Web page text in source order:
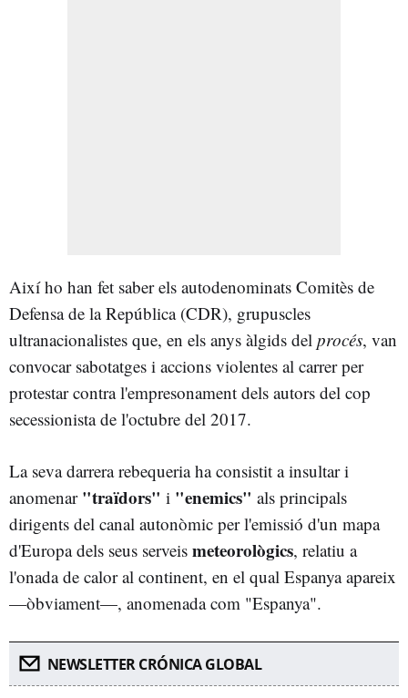
Així ho han fet saber els autodenominats Comitès de
Defensa de la República (CDR), grupuscles
ultranacionalistes que, en els anys àlgids del procés, van
convocar sabotatges i accions violentes al carrer per
protestar contra l'empresonament dels autors del cop
secessionista de l'octubre del 2017.
La seva darrera rebequeria ha consistit a insultar i
anomenar "traïdors" i "enemics" als principals
dirigents del canal autonòmic per l'emissió d'un mapa
d'Europa dels seus serveis meteorològics, relatiu a
l'onada de calor al continent, en el qual Espanya apareix
—òbviament—, anomenada com "Espanya".
NEWSLETTER CRÓNICA GLOBAL